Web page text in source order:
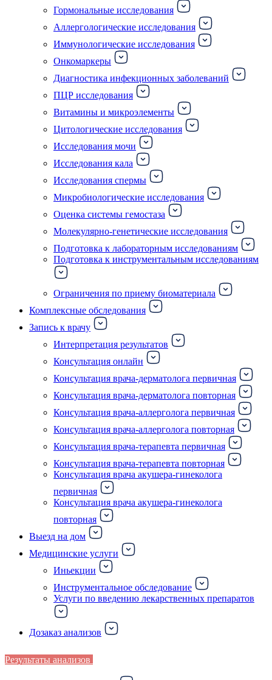
Гормональные исследования
Аллергологические исследования
Иммунологические исследования
Онкомаркеры
Диагностика инфекционных заболеваний
ПЦР исследования
Витамины и микроэлементы
Цитологические исследования
Исследования мочи
Исследования кала
Исследования спермы
Микробиологические исследования
Оценка системы гемостаза
Молекулярно-генетические исследования
Подготовка к лабораторным исследованиям
Подготовка к инструментальным исследованиям
Ограничения по приему биоматериала
Комплексные обследования
Запись к врачу
Интерпретация результатов
Консультация онлайн
Консультация врача-дерматолога первичная
Консультация врача-дерматолога повторная
Консультация врача-аллерголога первичная
Консультация врача-аллерголога повторная
Консультация врача-терапевта первичная
Консультация врача-терапевта повторная
Консультация врача акушера-гинеколога
первичная
Консультация врача акушера-гинеколога
повторная
Выезд на дом
Медицинские услуги
Иньекции
Инструментальное обследование
Услуги по введению лекарственных препаратов
Дозаказ анализов
Результаты анализов